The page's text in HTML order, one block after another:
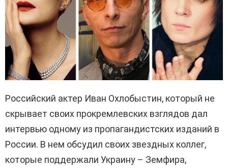
Российский актер Иван Охлобыстин, который не
скрывает своих прокремлевских взглядов дал
интервью одному из пропагандистских изданий в
России. В нем обсудил своих звездных коллег,
которые поддержали Украину – Земфира,